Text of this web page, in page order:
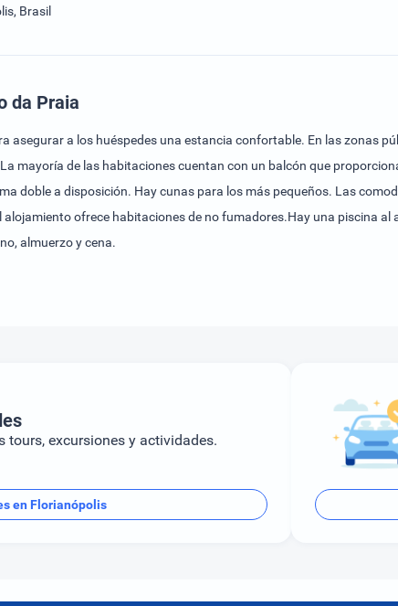
Brasil
da Praia
asegurar a los huéspedes una estancia confortable. En las zonas
mayoría de las habitaciones cuentan con un balcón que
doble a disposición. Hay cunas para los más pequeños. Las
ofrece habitaciones de no fumadores.Hay una piscina
almuerzo y cena.
tours, excursiones y actividades.
en Florianópolis